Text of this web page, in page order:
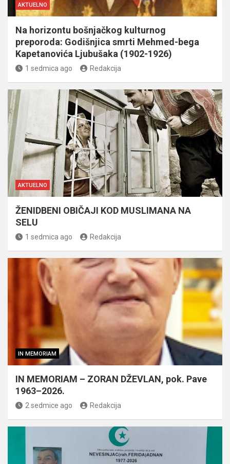
AKTUELNO
Na horizontu bošnjačkog kulturnog
preporoda: Godišnjica smrti Mehmed-bega
Kapetanovića Ljubušaka (1902-1926)
1 sedmica ago Redakcija
AKTUELNO
ŽENIDBENI OBIČAJI KOD MUSLIMANA NA
SELU
1 sedmica ago Redakcija
IN MEMORIAM
IN MEMORIAM – ZORAN DŽEVLAN, pok. Pave
1963–2026.
2 sedmice ago Redakcija